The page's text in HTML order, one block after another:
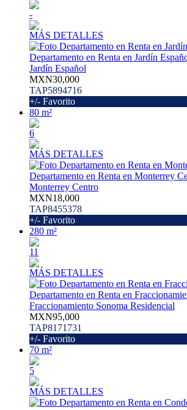
-
MÁS DETALLES
Departamento en Renta en Jardín
Jardín Español
MXN30,000
TAP5894716
+/- Favorito
80 m²
6
MÁS DETALLES
Departamento en Renta en Monterrey
Monterrey Centro
MXN18,000
TAP8455378
+/- Favorito
280 m²
11
MÁS DETALLES
Departamento en Renta en
Fraccionamiento Sonoma Residencial
MXN95,000
TAP8171731
+/- Favorito
70 m²
5
MÁS DETALLES